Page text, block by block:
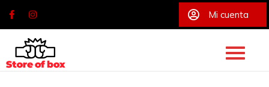
Mi cuenta
content